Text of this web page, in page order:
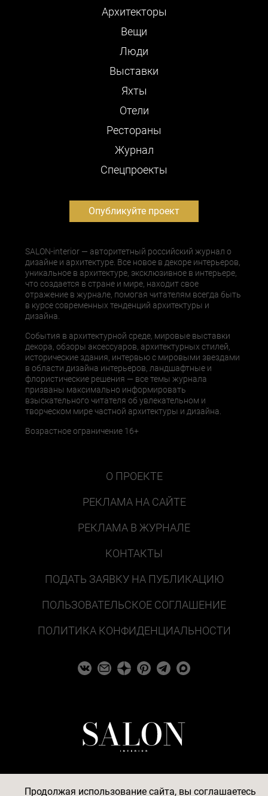
Архитекторы
Вещи
Люди
Выставки
Яхты
Отели
Рестораны
Журнал
Cпецпроекты
Опубликуйте проект
SALON-interior — авторитетный российский журнал о
дизайне и архитектуре. Все новое в декоре интерьеров,
уникальное в архитектуре, эксклюзивное в интерьере,
что создается в стране и мире, находит свое
отражение в журнале, помогая читателям всегда быть
в курсе современных тенденций архитектуры и
дизайна.
События в архитектурной среде, мировые выставки
декора, обзоры аксессуаров, архитектурных стилей,
исторические здания, интервью с мировыми звездами
в области дизайна интерьеров, ландшафтные и
флористические решения — все темы журнала
призваны максимально информировать
взыскательного читателя об увлекательном и
творческом мире частной архитектуры и дизайна.
Возрастное ограничение 16+
О ПРОЕКТЕ
РЕКЛАМА НА САЙТЕ
РЕКЛАМА В ЖУРНАЛЕ
КОНТАКТЫ
ПОДАТЬ ЗАЯВКУ НА ПУБЛИКАЦИЮ
ПОЛЬЗОВАТЕЛЬСКОЕ СОГЛАШЕНИЕ
ПОЛИТИКА КОНФИДЕНЦИАЛЬНОСТИ
Продолжая использование сайта, вы соглашаетесь